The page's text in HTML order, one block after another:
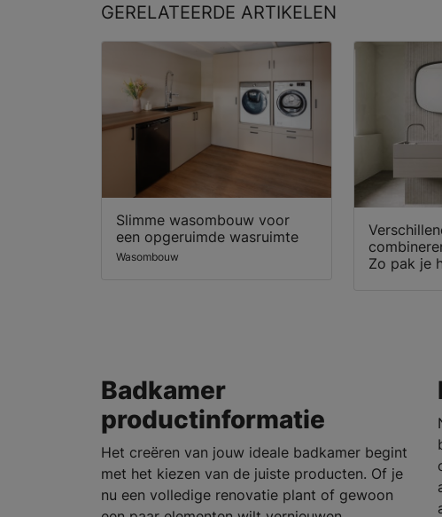
GERELATEERDE ARTIKELEN
Slimme wasombouw voor
een opgeruimde wasruimte
Wasombouw
Zo pak je
Badkamer
productinformatie
Het creëren van jouw ideale badkamer begint
met het kiezen van de juiste producten. Of je
nu een volledige renovatie plant of gewoon